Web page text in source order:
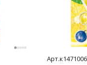
Арт.к1471006